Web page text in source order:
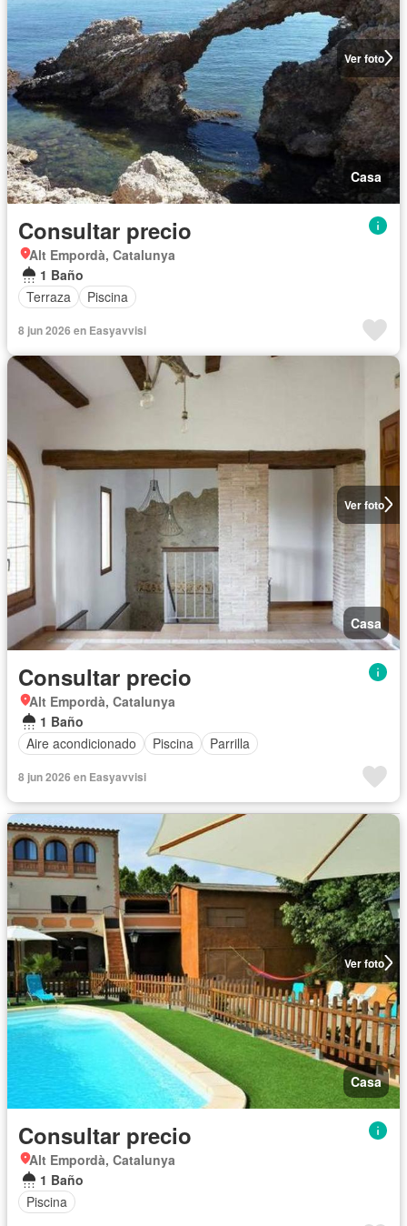
Ver foto
Casa
Consultar precio
Alt Empordà, Catalunya
1 Baño
Terraza
Piscina
8 jun 2026 en Easyavvisi
Ver foto
Casa
Consultar precio
Alt Empordà, Catalunya
1 Baño
Aire acondicionado
Piscina Parrilla
8 jun 2026 en Easyavvisi
Ver foto
Casa
Consultar precio
Alt Empordà, Catalunya
1 Baño
Piscina